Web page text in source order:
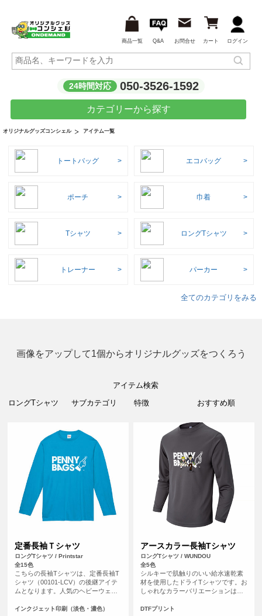
商品一覧 Q&A お問合せ カート ログイン
24時間対応 050-3526-1592
カテゴリーから探す
オリジナルグッズコンシェル アイテム一覧
トートバッグ エコバッグ
ポーチ 巾着
Tシャツ ロングTシャツ
トレーナー パーカー
全てのカテゴリをみる
画像をアップして1個からオリジナルグッズをつくろう
アイテム検索
定番長袖Ｔシャツ
ロングTシャツ / Printstar
全15色
こちらの長袖Tシャツは、定番長袖T
シャツ（00101-LCV）の後継アイテ
ムとなります。人気のヘビーウェイ
合わせたシンプルなシルエットのた
インクジェット印刷（淡色・濃色）
アースカラー長袖Tシャツ
ロングTシャツ / WUNDOU
全5色
シルキーで肌触りのいい給水速乾素
材を使用したドライTシャツです。お
しゃれなカラーバリエーションは、
普段使いのTシャツとしてもおすすめ
DTFプリント